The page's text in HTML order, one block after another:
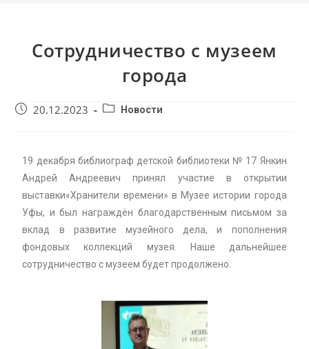
Сотрудничество с музеем
города
20.12.2023 Новости
19 декабря библиограф детской библиотеки № 17 Янкин
Андрей Андреевич принял участие в открытии
выставки«Хранители времени» в Музее истории города
Уфы, и был награждён благодарственным письмом за
вклад в развитие музейного дела, и пополнения
фондовых коллекций музея. Наше дальнейшее
сотрудничество с музеем будет продолжено.